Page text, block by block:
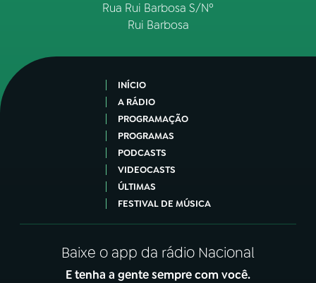
Rua Rui Barbosa S/Nº
Rui Barbosa
INÍCIO
A RÁDIO
PROGRAMAÇÃO
PROGRAMAS
PODCASTS
VIDEOCASTS
ÚLTIMAS
FESTIVAL DE MÚSICA
Baixe o app da rádio Nacional
E tenha a gente sempre com você.